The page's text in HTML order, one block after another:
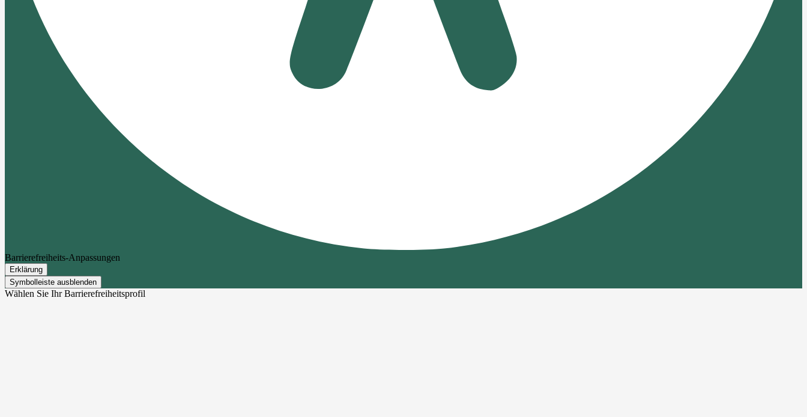
Barrierefreiheits-Anpassungen
Erklärung
Symbolleiste ausblenden
Wählen Sie Ihr Barrierefreiheitsprofil